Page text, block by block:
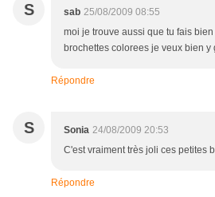
S sab 25/08/2009 08:55
moi je trouve aussi que tu fais
brochettes colorees je veux bien y
Répondre
S Sonia 24/08/2009 20:53
C'est vraiment très joli ces petites
Répondre